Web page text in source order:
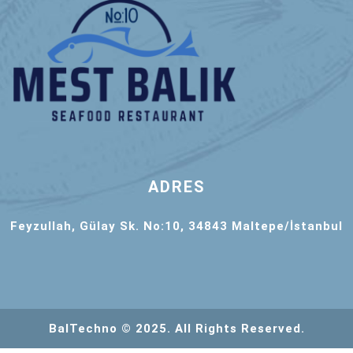
ADRES
Feyzullah, Gülay Sk. No:10, 34843 Maltepe/İstanbul
BalTechno © 2025. All Rights Reserved.